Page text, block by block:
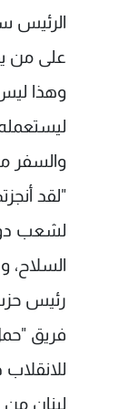
الرئيس
على من
وهذا
والسفر
"لقد
لشعب
السلاح،
رئيس حزب
فريق
لبنان من